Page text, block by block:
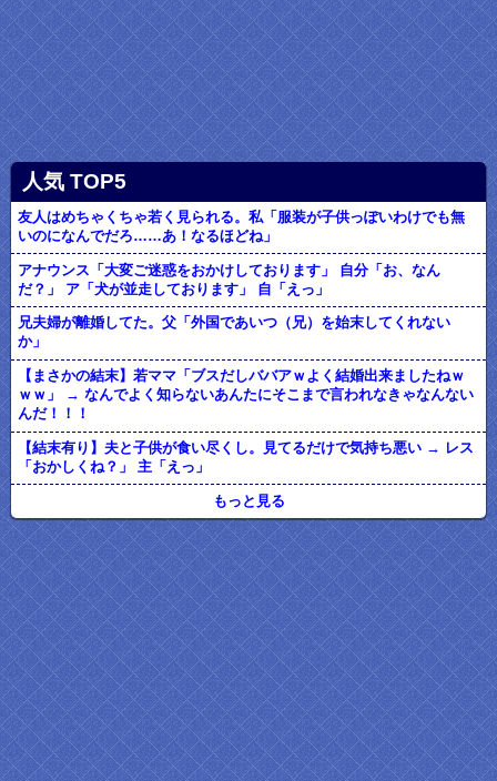
人気 TOP5
友人はめちゃくちゃ若く見られる。私「服装が子供っぽいわけでも無
いのになんでだろ……あ！なるほどね」
アナウンス「大変ご迷惑をおかけしております」 自分「お、なん
だ？」 ア「犬が並走しております」 自「えっ」
兄夫婦が離婚してた。父「外国であいつ（兄）を始末してくれない
か」
【まさかの結末】若ママ「ブスだしババアｗよく結婚出来ましたねｗ
ｗｗ」 → なんでよく知らないあんたにそこまで言われなきゃなんない
んだ！！！
【結末有り】夫と子供が食い尽くし。見てるだけで気持ち悪い → レス
「おかしくね？」 主「えっ」
もっと見る